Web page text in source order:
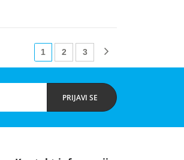
1 2 3
PRIJAVI SE